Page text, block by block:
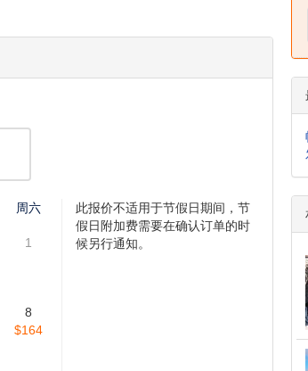
周六
1
8
$164
此报价不适用于节假日期间，节
假日附加费需要在确认订单的时
候另行通知。